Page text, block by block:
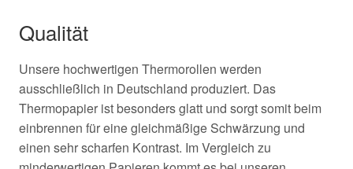
Qualität
Unsere hochwertigen Thermorollen werden
ausschließlich in Deutschland produziert. Das
Thermopapier ist besonders glatt und sorgt somit beim
einbrennen für eine gleichmäßige Schwärzung und
einen sehr scharfen Kontrast. Im Vergleich zu